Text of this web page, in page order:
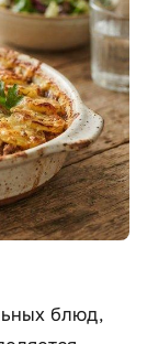
блюд,